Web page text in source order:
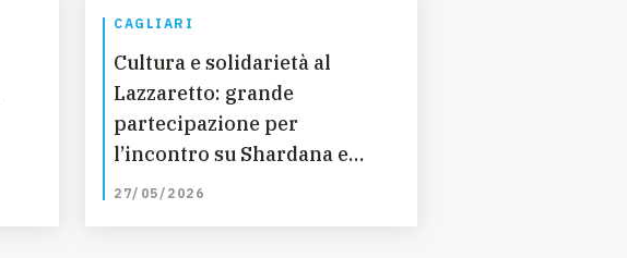
CAGLIARI
Cultura e solidarietà al
Lazzaretto: grande
partecipazione per
l’incontro su Shardana e
Nuragici promosso
27/05/2026